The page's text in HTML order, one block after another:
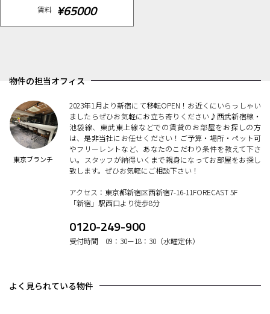
賃料
¥65000
物件の担当オフィス
東京ブランチ
2023年1月より新宿にて移転OPEN！お近くにいらっしゃい
ましたらぜひお気軽にお立ち寄りください♪西武新宿線・
池袋線、東武東上線などでの賃貸のお部屋をお探しの方
は、是非当社にお任せください！ご予算・場所・ペット可
やフリーレントなど、あなたのこだわり条件を教えて下さ
い。スタッフが納得いくまで親身になってお部屋をお探し
致します。ぜひお気軽にご相談下さい！
アクセス：東京都新宿区西新宿7-16-11FORECAST 5F
「新宿」駅西口より徒歩8分
0120-249-900
受付時間 09：30ー18：30（水曜定休）
よく見られている物件